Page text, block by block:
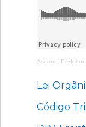
Ascom -
Lei
Código